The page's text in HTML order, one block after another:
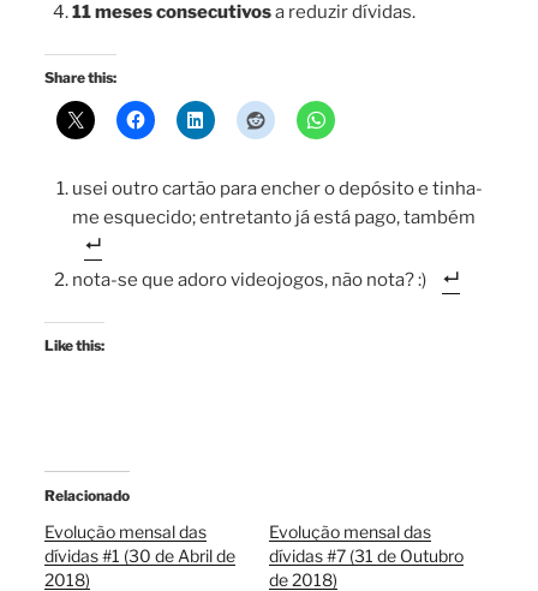
11 meses consecutivosa reduzir dívidas.
Share this:
usei outro cartão para encher o depósito e tinha-
me esquecido; entretanto já está pago, também
nota-se que adoro videojogos, não nota? :)
Like this:
Relacionado
Evolução mensal das
dívidas #1 (30 de Abril de
2018)
Evolução mensal das
dívidas #7 (31 de Outubro
de 2018)